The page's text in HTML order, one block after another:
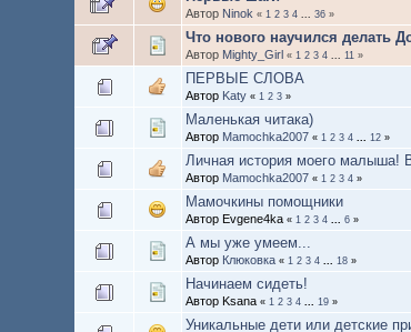
Автор Ninok «1 2 3 4 ...36 »
Что нового научился делать
Автор Mighty_Girl «1 2 3 4 ...11 »
ПЕРВЫЕ СЛОВА
Автор Katy «1 2 3 »
Маленькая читака)
Автор Mamochka2007 «1 2 3 4 ...12 »
Личная история моего малыша!
Автор Mamochka2007 «1 2 3 4 »
Мамочкины помощники
Автор Evgene4ka«1 2 3 4 ...6 »
А мы уже умеем...
Автор Клюковка «1 2 3 4 ...18 »
Начинаем сидеть!
Автор Ksana«1 2 3 4 ...19 »
Уникальные дети или детские